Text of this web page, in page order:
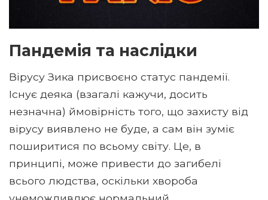
Пандемія та наслідки
Вірусу Зика присвоєно статус пандемії.
Існує деяка (взагалі кажучи, досить
незначна) ймовірність того, що захисту від
вірусу виявлено не буде, а сам він зуміє
поширитися по всьому світу. Це, в
принципі, може привести до загибелі
всього людства, оскільки хвороба